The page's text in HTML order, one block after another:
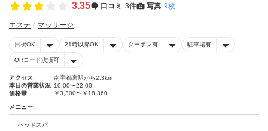
3.35 口コミ 3件 写真 9枚
エステ マッサージ
日祝OK 21時以降OK クーポン有 駐車場有
QRコード決済可
アクセス
南宇都宮駅から2.3km
本日の営業状況 10:00〜22:00
価格帯
￥3,300〜￥18,360
メニュー
ヘッドスパ